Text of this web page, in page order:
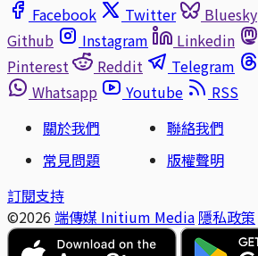
Facebook
Twitter Bluesky
Github
Instagram Linkedin
Pinterest
Reddit Telegram
Whatsapp
Youtube
RSS
關於我們
聯絡我們
常見問題
版權聲明
訂閱支持
©2026 端傳媒 Initium Media 隱私政策